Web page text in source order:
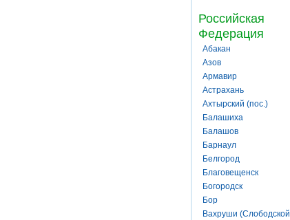
Российская
Федерация
Абакан
Азов
Армавир
Астрахань
Ахтырский (пос.)
Балашиха
Балашов
Барнаул
Белгород
Благовещенск
Богородск
Бор
Вахруши (Слободской